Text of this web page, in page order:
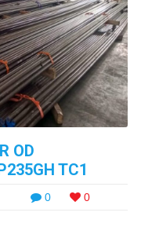
OD
TC1
0 0